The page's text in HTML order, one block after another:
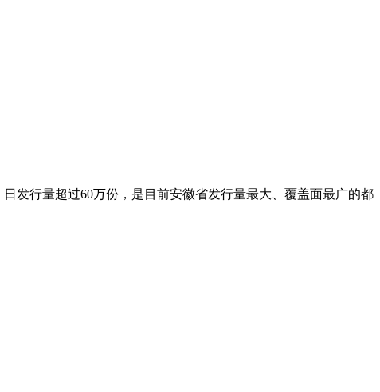
发行量超过60万份，是目前安徽省发行量最大、覆盖面最广的都